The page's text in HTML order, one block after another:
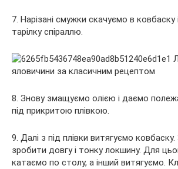
7. Нарізані смужки скачуємо в
тарілку спіраллю.
8. Знову змащуємо олією і даємо
під прикритою плівкою.
9. Далі з під плівки витягуємо ковбаску.
зробити довгу і тонку локшину. Для
катаємо по столу, а інший витягуємо.